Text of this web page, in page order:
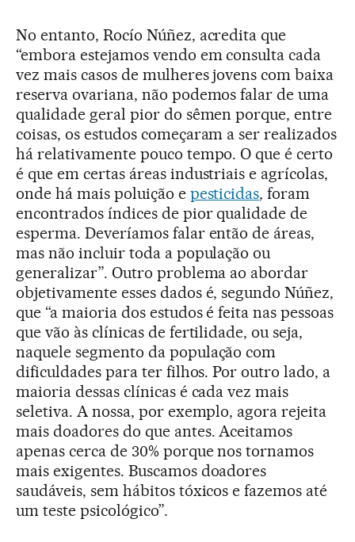
No entanto, Rocío Núñez, acredita que
“embora estejamos vendo em consulta cada
vez mais casos de mulheres jovens com baixa
reserva ovariana, não podemos falar de uma
qualidade geral pior do sêmen porque, entre
coisas, os estudos começaram a ser realizados
há relativamente pouco tempo. O que é certo
é que em certas áreas industriais e agrícolas,
onde há mais poluição e pesticidas, foram
encontrados índices de pior qualidade de
esperma. Deveríamos falar então de áreas,
mas não incluir toda a população ou
generalizar”. Outro problema ao abordar
objetivamente esses dados é, segundo Núñez,
que “a maioria dos estudos é feita nas pessoas
que vão às clínicas de fertilidade, ou seja,
naquele segmento da população com
dificuldades para ter filhos. Por outro lado, a
maioria dessas clínicas é cada vez mais
seletiva. A nossa, por exemplo, agora rejeita
mais doadores do que antes. Aceitamos
apenas cerca de 30% porque nos tornamos
mais exigentes. Buscamos doadores
saudáveis, sem hábitos tóxicos e fazemos até
um teste psicológico”.